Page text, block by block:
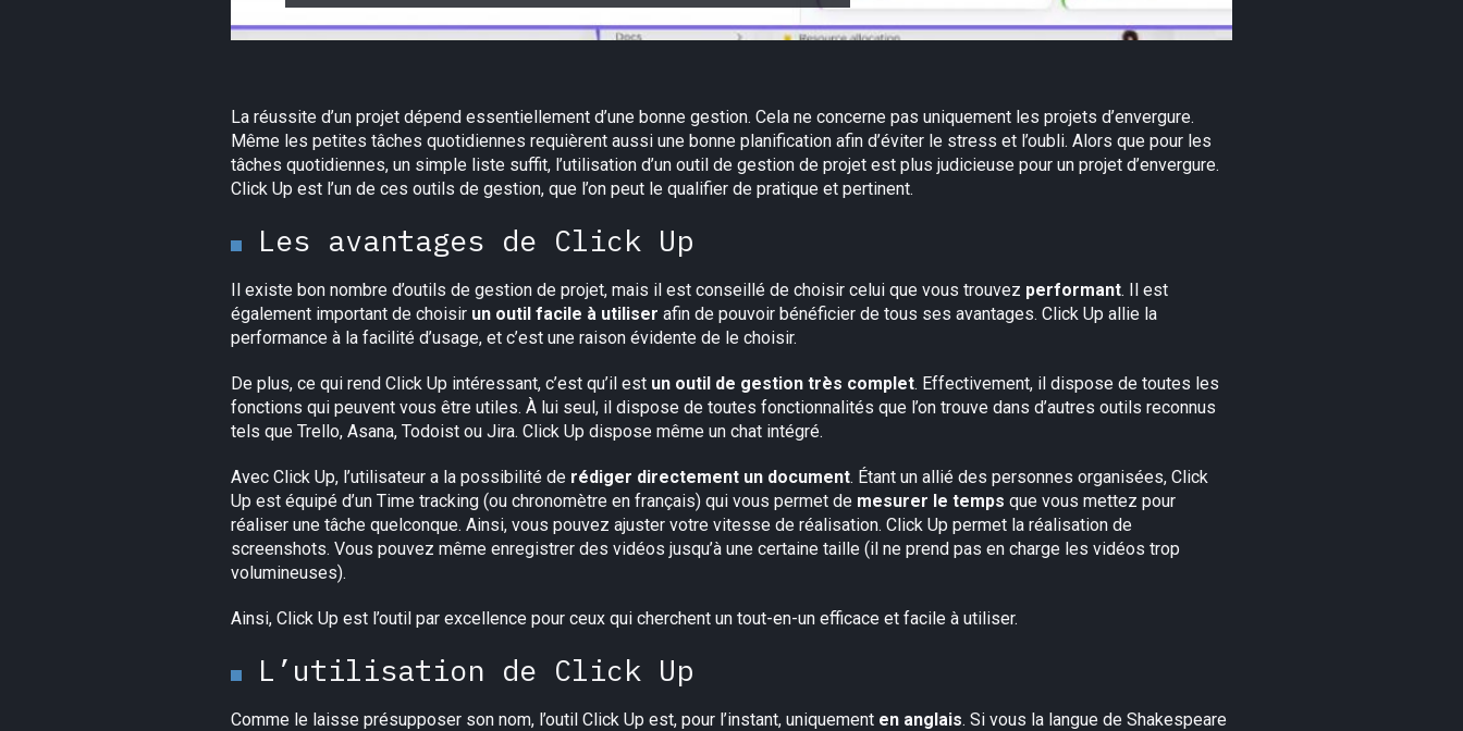
La réussite d’un projet dépend essentiellement d’une bonne gestion. Cela ne concerne pas uniquement les projets d’envergure.
Même les petites tâches quotidiennes requièrent aussi une bonne planification afin d’éviter le stress et l’oubli. Alors que pour les
tâches quotidiennes, un simple liste suffit, l’utilisation d’un outil de gestion de projet est plus judicieuse pour un projet d’envergure.
Click Up est l’un de ces outils de gestion, que l’on peut le qualifier de pratique et pertinent.
Les avantages de Click Up
Il existe bon nombre d’outils de gestion de projet, mais il est conseillé de choisir celui que vous trouvez performant. Il est
également important de choisir un outil facile à utiliser afin de pouvoir bénéficier de tous ses avantages. Click Up allie la
performance à la facilité d’usage, et c’est une raison évidente de le choisir.
De plus, ce qui rend Click Up intéressant, c’est qu’il est un outil de gestion très complet. Effectivement, il dispose de toutes les
fonctions qui peuvent vous être utiles. À lui seul, il dispose de toutes fonctionnalités que l’on trouve dans d’autres outils reconnus
tels que Trello, Asana, Todoist ou Jira. Click Up dispose même un chat intégré.
Avec Click Up, l’utilisateur a la possibilité de rédiger directement un document. Étant un allié des personnes organisées, Click
Up est équipé d’un Time tracking (ou chronomètre en français) qui vous permet de mesurer le temps que vous mettez pour
réaliser une tâche quelconque. Ainsi, vous pouvez ajuster votre vitesse de réalisation. Click Up permet la réalisation de
screenshots. Vous pouvez même enregistrer des vidéos jusqu’à une certaine taille (il ne prend pas en charge les vidéos trop
volumineuses).
Ainsi, Click Up est l’outil par excellence pour ceux qui cherchent un tout-en-un efficace et facile à utiliser.
L’utilisation de Click Up
Comme le laisse présupposer son nom, l’outil Click Up est, pour l’instant, uniquement en anglais. Si vous la langue de Shakespeare